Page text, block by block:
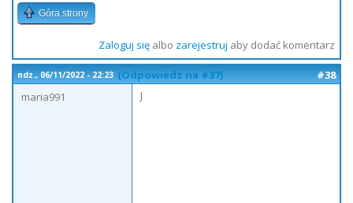
Góra strony
Zaloguj sięalbo zarejestruj aby dodać komentarz
ndz., 06/11/2022 - 22:23 (Odpowiedz na #37)
#38
maria991
J